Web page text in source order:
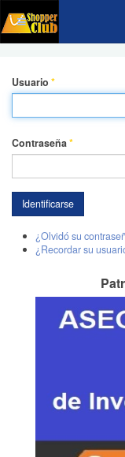
Usuario *
Contraseña*
Identificarse
¿Olvidó su
¿Recordar su